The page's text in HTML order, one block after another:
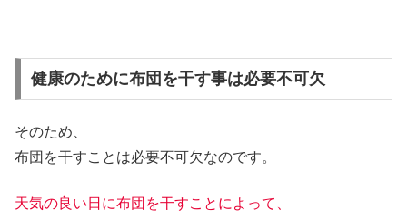
健康のために布団を干す事は必要不可欠
そのため、
布団を干すことは必要不可欠なのです。
天気の良い日に布団を干すことによって、